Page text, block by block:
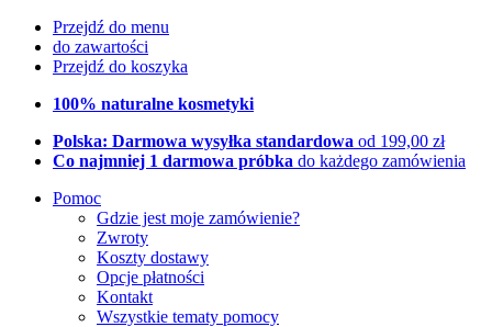
Przejdź do menu
do zawartości
Przejdź do koszyka
100% naturalne kosmetyki
Polska: Darmowa wysyłka standardowa od 199,00 zł
Co najmniej 1 darmowa próbka do każdego zamówienia
Pomoc
Gdzie jest moje zamówienie?
Zwroty
Koszty dostawy
Opcje płatności
Kontakt
Wszystkie tematy pomocy